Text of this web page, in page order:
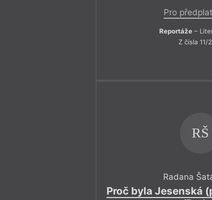
Pro
Reportáže –
Z čísla 11/
RŠ
Radana
Proč byla Jesenská